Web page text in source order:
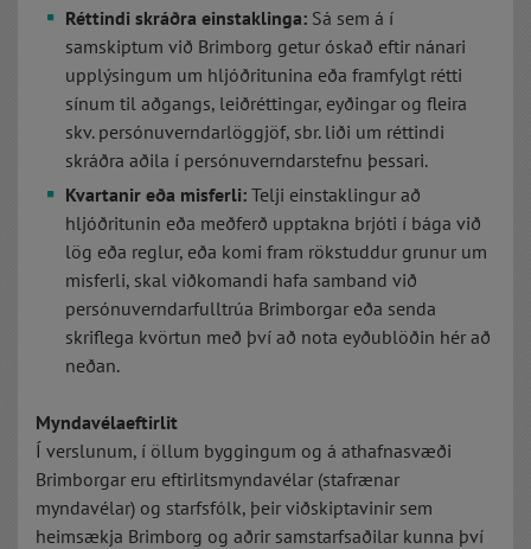
Réttindi skráðra einstaklinga: Sá sem á í
samskiptum við Brimborg getur óskað eftir nánari
upplýsingum um hljóðritunina eða framfylgt rétti
sínum til aðgangs, leiðréttingar, eyðingar og fleira
skv. persónuverndarlöggjöf, sbr. liði um réttindi
skráðra aðila í persónuverndarstefnu þessari.
Kvartanir eða misferli: Telji einstaklingur að
hljóðritunin eða meðferð upptakna brjóti í bága við
lög eða reglur, eða komi fram rökstuddur grunur um
misferli, skal viðkomandi hafa samband við
persónuverndarfulltrúa Brimborgar eða senda
skriflega kvörtun með því að nota eyðublöðin hér að
neðan.
Myndavélaeftirlit
Í verslunum, í öllum byggingum og á athafnasvæði
Brimborgar eru eftirlitsmyndavélar (stafrænar
myndavélar) og starfsfólk, þeir viðskiptavinir sem
heimsækja Brimborg og aðrir samstarfsaðilar kunna því